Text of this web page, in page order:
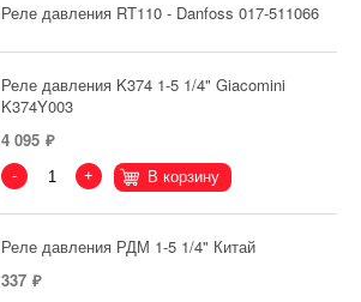
Реле давления RT110 - Danfoss 017-511066
Реле давления K374 1-5 1/4" Giacomini
K374Y003
4 095
- + В корзину
Реле давления РДМ 1-5 1/4" Китай
337